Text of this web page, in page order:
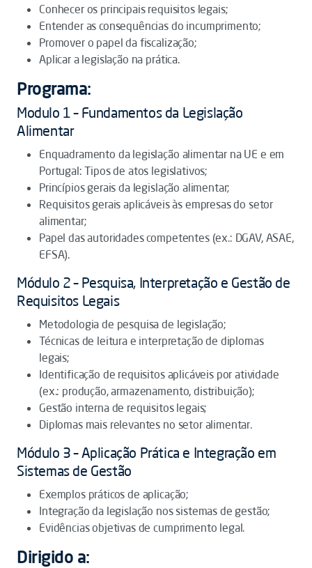
Conhecer os principais requisitos legais;
Entender as consequências do incumprimento;
Promover o papel da fiscalização;
Aplicar a legislação na prática.
Programa:
Modulo 1 – Fundamentos da Legislação
Alimentar
Enquadramento da legislação alimentar na UE e em
Portugal: Tipos de atos legislativos;
Princípios gerais da legislação alimentar;
Requisitos gerais aplicáveis às empresas do setor
alimentar;
Papel das autoridades competentes (ex.: DGAV, ASAE,
EFSA).
Módulo 2 – Pesquisa, Interpretação e Gestão de
Requisitos Legais
Metodologia de pesquisa de legislação;
Técnicas de leitura e interpretação de diplomas
legais;
Identificação de requisitos aplicáveis por atividade
(ex.: produção, armazenamento, distribuição);
Gestão interna de requisitos legais;
Diplomas mais relevantes no setor alimentar.
Módulo 3 – Aplicação Prática e Integração em
Sistemas de Gestão
Exemplos práticos de aplicação;
Integração da legislação nos sistemas de gestão;
Evidências objetivas de cumprimento legal.
Dirigido a: